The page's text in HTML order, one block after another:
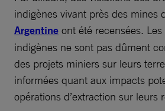
indigènes vivant près des mines
Argentine ont été recensées.
indigènes ne sont pas dûment
des projets miniers sur leurs
informées quant aux impacts
opérations d’extraction sur leurs